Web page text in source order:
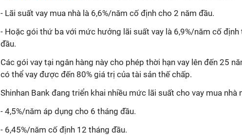
- Lãi suất vay mua nhà là 6,6%/năm cố định cho 2 năm đầu.
- Hoặc gói thứ ba với mức hưởng lãi suất vay là 6,9%/năm cố định
đầu.
Các gói vay tại ngân hàng này cho phép thời hạn vay lên đến 25
có thể vay được đến 80% giá trị của tài sản thế chấp.
Shinhan Bank đang triển khai nhiều mức lãi suất cho vay mua nhà
- 4,5%/năm áp dụng cho 6 tháng đầu.
- 6,45%/năm cố định 12 tháng đầu.